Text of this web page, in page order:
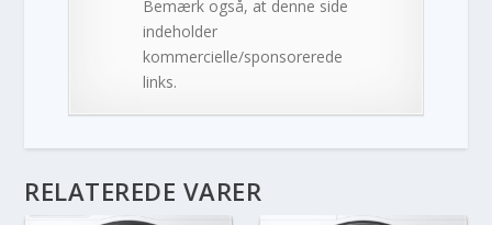
Bemærk også, at denne side
indeholder
kommercielle/sponsorerede
links.
RELATEREDE VARER